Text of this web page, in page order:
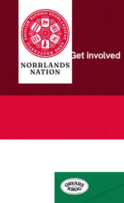
Get involved